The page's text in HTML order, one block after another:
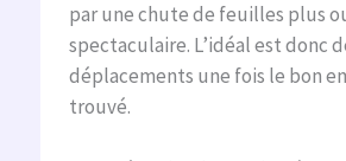
par une chute de feuilles plus
spectaculaire. L’idéal est donc
déplacements une fois le bon
trouvé.